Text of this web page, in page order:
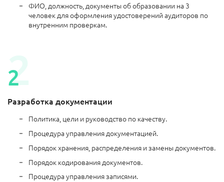
ФИО, должность, документы об образовании на 3
человек для оформления удостоверений аудиторов по
внутренним проверкам.
Разработка документации
Политика, цели и руководство по качеству.
Процедура управления документацией.
Порядок хранения, распределения и замены документов.
Порядок кодирования документов.
Процедура управления записями.